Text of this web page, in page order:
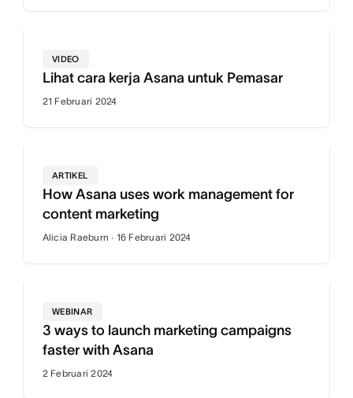
VIDEO
Lihat cara kerja Asana untuk Pemasar
21 Februari 2024
ARTIKEL
How Asana uses work management for
content marketing
Alicia Raeburn · 16 Februari 2024
WEBINAR
3 ways to launch marketing campaigns
faster with Asana
2 Februari 2024